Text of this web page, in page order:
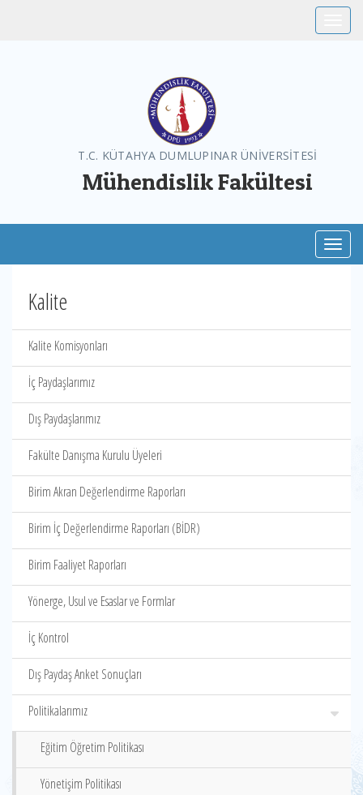
T.C. KÜTAHYA DUMLUPINAR ÜNİVERSİTESİ
Mühendislik Fakültesi
Kalite
Kalite Komisyonları
İç Paydaşlarımız
Dış Paydaşlarımız
Fakülte Danışma Kurulu Üyeleri
Birim Akran Değerlendirme Raporları
Birim İç Değerlendirme Raporları (BİDR)
Birim Faaliyet Raporları
Yönerge, Usul ve Esaslar ve Formlar
İç Kontrol
Dış Paydaş Anket Sonuçları
Politikalarımız
Eğitim Öğretim Politikası
Yönetişim Politikası